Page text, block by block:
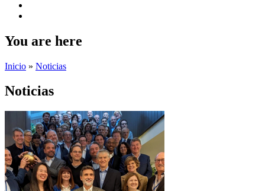
You are here
Inicio » Noticias
Noticias